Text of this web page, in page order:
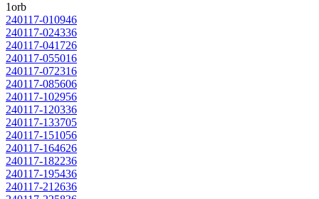
1orb
240117-010946
240117-024336
240117-041726
240117-055016
240117-072316
240117-085606
240117-102956
240117-120336
240117-133705
240117-151056
240117-164626
240117-182236
240117-195436
240117-212636